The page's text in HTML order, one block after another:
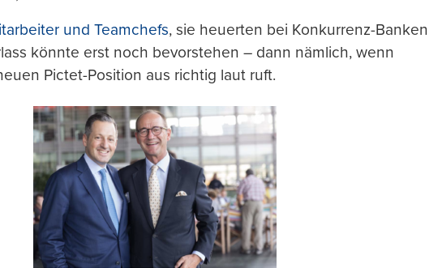
und Teamchefs, sie heuerten bei Konkurrenz-Banken
könnte erst noch bevorstehen – dann nämlich, wenn
Pictet-Position aus richtig laut ruft.